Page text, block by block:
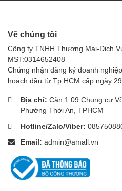
Về chúng tôi
Công ty TNHH Thương Mại-Dịch
MST:0314652408
Chứng nhận đăng ký doanh
hoạch đầu từ Tp.HCM cấp ngày
Địa chỉ: Căn 1.09 Chung cư
Phường Thới An, TPHCM
Hotline/Zalo/Viber:
Email: admin@amall.vn